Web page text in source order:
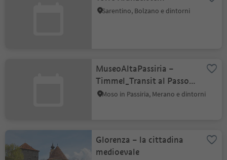
Sarentino, Bolzano e dintorni
MuseoAltaPassiria –
Timmel_Transit al Passo
Rombo
Moso in Passiria, Merano e dintorni
Glorenza – la cittadina
medioevale